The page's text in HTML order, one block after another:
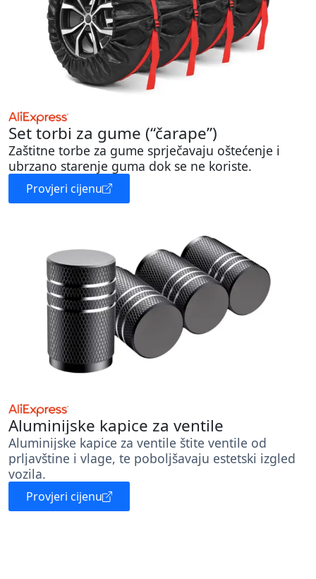
Set torbi za gume (“čarape”)
Zaštitne torbe za gume sprječavaju oštećenje i
ubrzano starenje guma dok se ne koriste.
Provjeri cijenu
Aluminijske kapice za ventile
Aluminijske kapice za ventile štite ventile od
prljavštine i vlage, te poboljšavaju estetski izgled
vozila.
Provjeri cijenu